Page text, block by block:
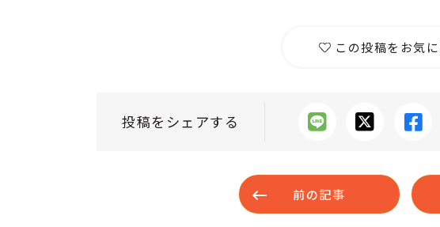
この投稿をお気
投稿をシェアする
前の記事